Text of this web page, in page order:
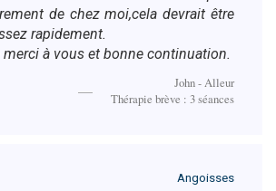
de chez moi,cela devrait être
rapidement.
merci à vous et bonne continuation.
John - Alleur
Thérapie brève : 3 séances
Angoisses